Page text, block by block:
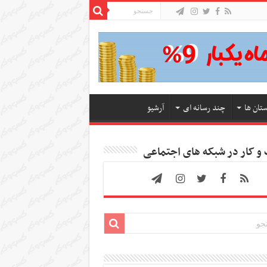
ها چند رسانه ای آرشیو
کار در شبکه های اجتماعی